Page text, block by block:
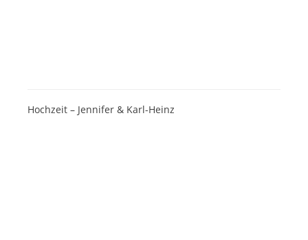
Hochzeit – Jennifer & Karl-Heinz